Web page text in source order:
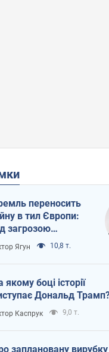
переносить
в тил Європи:
загрозою
логістика
Ягун 10,8 т.
якому боці історії
Дональд
Каспрук 9,0 т.
заплановану вирубку